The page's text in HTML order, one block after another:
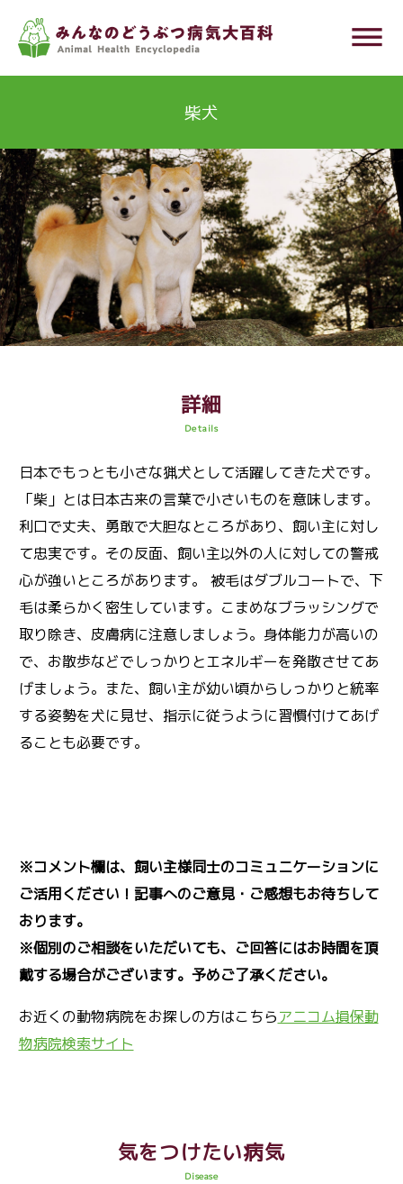
テ
ン
ツ
に
移
動
dehaze
柴犬
詳細
Details
日本でもっとも小さな猟犬として活躍してきた犬です。
「柴」とは日本古来の言葉で小さいものを意味します。
利口で丈夫、勇敢で大胆なところがあり、飼い主に対し
て忠実です。その反面、飼い主以外の人に対しての警戒
心が強いところがあります。 被毛はダブルコートで、下
毛は柔らかく密生しています。こまめなブラッシングで
取り除き、皮膚病に注意しましょう。身体能力が高いの
で、お散歩などでしっかりとエネルギーを発散させてあ
げましょう。また、飼い主が幼い頃からしっかりと統率
する姿勢を犬に見せ、指示に従うように習慣付けてあげ
ることも必要です。
※コメント欄は、飼い主様同士のコミュニケーションに
ご活用ください！記事へのご意見・ご感想もお待ちして
おります。
※個別のご相談をいただいても、ご回答にはお時間を頂
戴する場合がございます。予めご了承ください。
お近くの動物病院をお探しの方はこちらアニコム損保動
物病院検索サイト
気をつけたい病気
Disease